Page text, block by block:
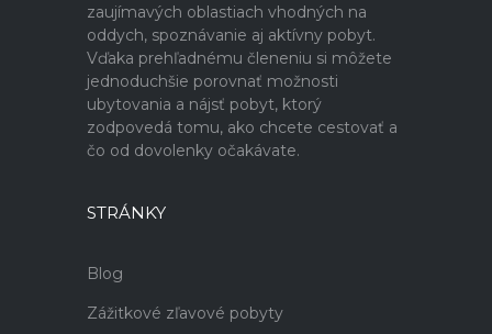
zaujímavých oblastiach vhodných na
oddych, spoznávanie aj aktívny pobyt.
Vďaka prehľadnému členeniu si môžete
jednoduchšie porovnať možnosti
ubytovania a nájsť pobyt, ktorý
zodpovedá tomu, ako chcete cestovať a
čo od dovolenky očakávate.
STRÁNKY
Blog
Zážitkové zľavové pobyty